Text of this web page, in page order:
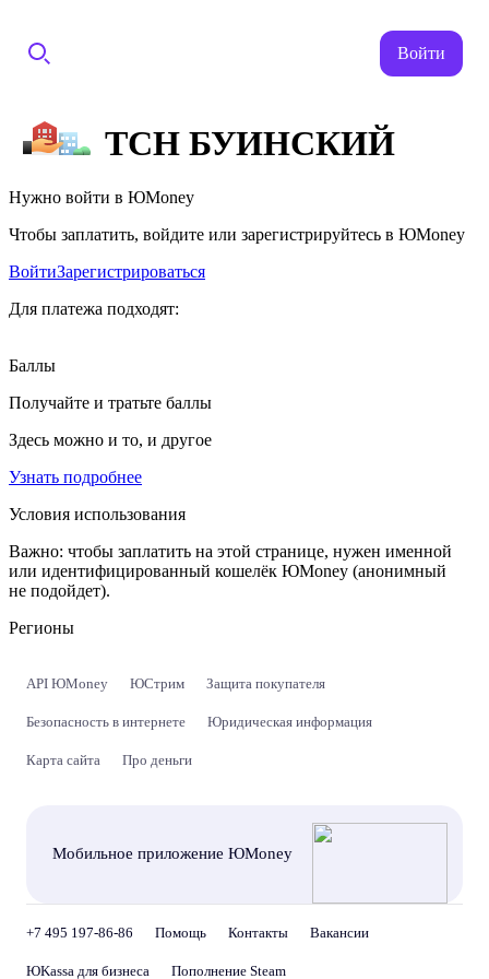
Войти
ТСН БУИНСКИЙ
Нужно войти в ЮMoney
Чтобы заплатить, войдите или зарегистрируйтесь в ЮMoney
ВойтиЗарегистрироваться
Для платежа подходят:
Баллы
Получайте и тратьте баллы
Здесь можно и то, и другое
Узнать подробнее
Условия использования
Важно: чтобы заплатить на этой странице, нужен именной
или идентифицированный кошелёк ЮMoney (анонимный
не подойдет).
Регионы
API ЮMoney ЮСтрим Защита покупателя
Безопасность в интернете Юридическая информация
Карта сайта Про деньги
Мобильное приложение ЮMoney
+7 495 197-86-86 Помощь Контакты Вакансии
ЮKassa для бизнеса Пополнение Steam